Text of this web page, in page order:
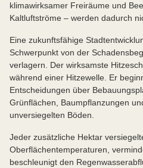
klimawirksamer Freiräume und
Kaltluftströme – werden dadurch
Eine zukunftsfähige
Schwerpunkt von der
verlagern. Der wirksamste
während einer Hitzewelle. Er
Entscheidungen über
Grünflächen, Baumpflanzungen
unversiegelten Böden.
Jeder zusätzliche Hektar
Oberflächentemperaturen,
beschleunigt den